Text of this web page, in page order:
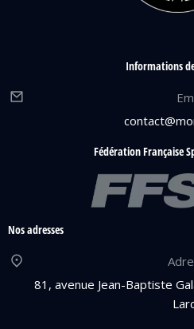
Informations
Fédération Française
Nos adresses
81, avenue Jean-Baptiste